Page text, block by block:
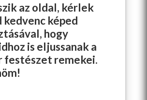
az oldal, kérlek
kedvenc képed
hogy
is eljussanak a
festészet remekei.